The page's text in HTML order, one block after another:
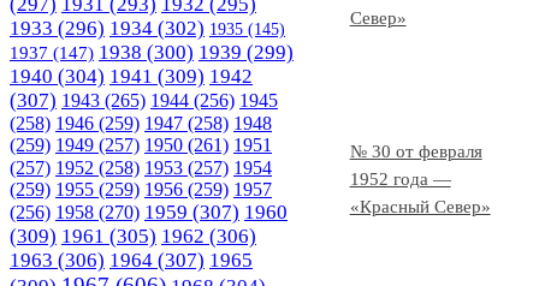
Север»
№ 30 от февраля
1952 года —
«Красный Север»
1933 (296) 1934 (302) 1935 (145)
1937 (147) 1938 (300) 1939 (299)
1940 (304) 1941 (309) 1942
(307) 1943 (265) 1944 (256) 1945
(258) 1946 (259) 1947 (258) 1948
(259) 1949 (257) 1950 (261) 1951
(257) 1952 (258) 1953 (257) 1954
(259) 1955 (259) 1956 (259) 1957
(256) 1958 (270) 1959 (307) 1960
(309) 1961 (305) 1962 (306)
1963 (306) 1964 (307) 1965